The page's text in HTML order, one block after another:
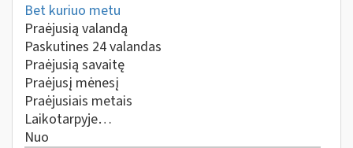
Bet kuriuo metu
Praėjusią valandą
Paskutines 24 valandas
Praėjusią savaitę
Praėjusį mėnesį
Praėjusiais metais
Laikotarpyje…
Nuo